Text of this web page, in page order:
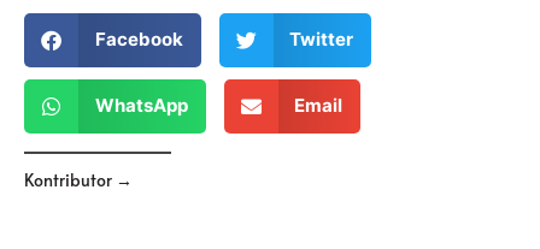
Facebook Twitter
WhatsApp Email
Kontributor →